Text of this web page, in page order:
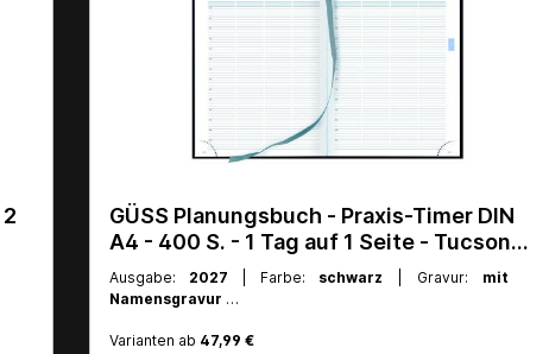
GÜSS Endlos-Monats- und
Jahresübersicht für 35 Vorgänge/MA -
gefalzt auf 16cm x 30cm
Ausgabe:
2027
Art.Nr.:12-2
Varianten ab 17,99 €